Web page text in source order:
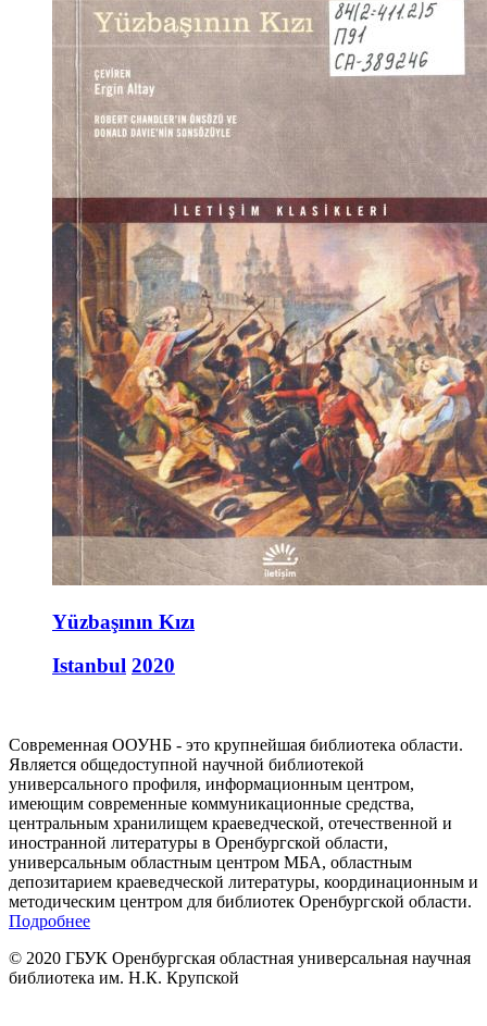
Yüzbaşının Kızı
Istanbul 2020
Современная ООУНБ - это крупнейшая библиотека области.
Является общедоступной научной библиотекой
универсального профиля, информационным центром,
имеющим современные коммуникационные средства,
центральным хранилищем краеведческой, отечественной и
иностранной литературы в Оренбургской области,
универсальным областным центром МБА, областным
депозитарием краеведческой литературы, координационным и
методическим центром для библиотек Оренбургской области.
Подробнее
© 2020 ГБУК Оренбургская областная универсальная научная
библиотека им. Н.К. Крупской